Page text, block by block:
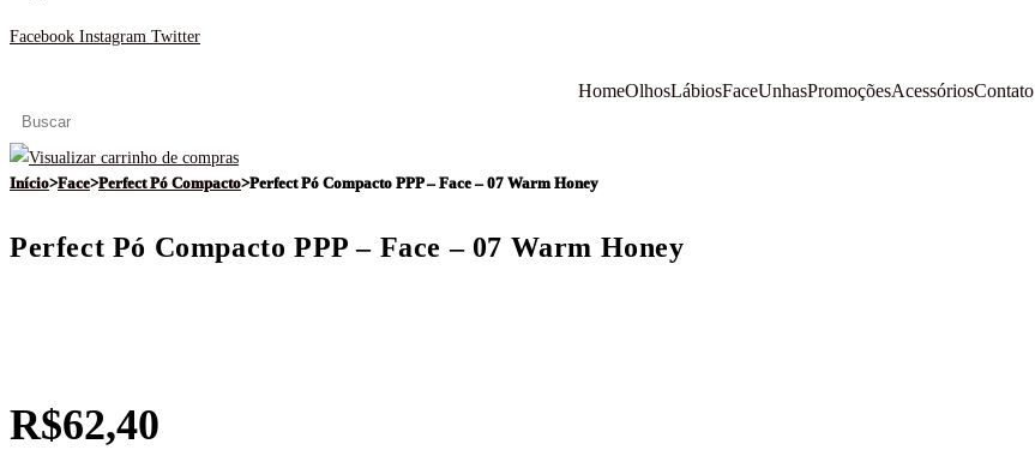
Facebook Instagram Twitter
HomeOlhosLábiosFaceUnhasPromoçõesAcessóriosContato
Início>Face>Perfect Pó Compacto>Perfect Pó Compacto PPP – Face – 07 Warm Honey
Perfect Pó Compacto PPP – Face – 07 Warm Honey
R$62,40